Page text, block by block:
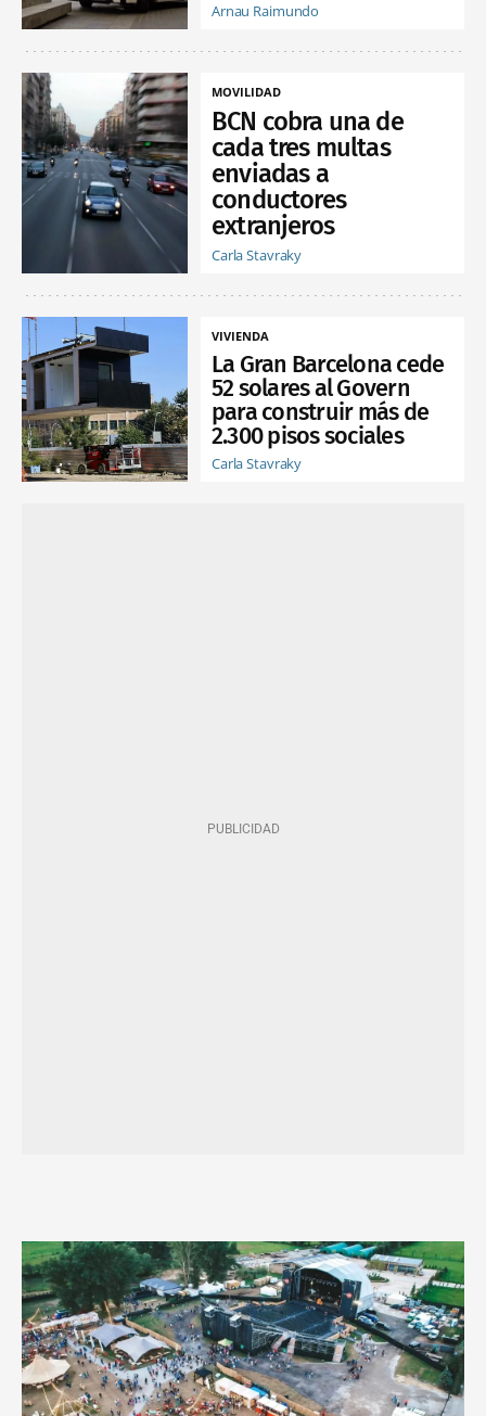
Arnau Raimundo
MOVILIDAD
BCN cobra una de
cada tres multas
enviadas a
conductores
extranjeros
Carla Stavraky
VIVIENDA
La Gran Barcelona cede
52 solares al Govern
para construir más de
2.300 pisos sociales
Carla Stavraky